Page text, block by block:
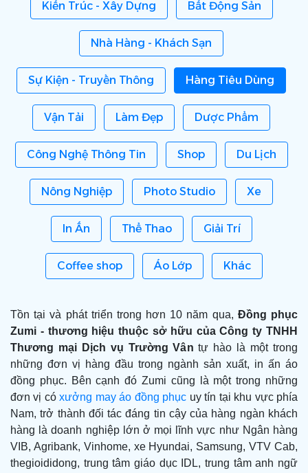
Kiến Trúc - Xây Dựng Bất Động Sản
Nhà Hàng - Khách Sạn
Sự Kiện - Truyền Thông Hàng Tiêu Dùng
Vận Tải Làm Đẹp Dược Phẩm
Công Nghệ Thông Tin Shop Du Lịch
Nông Nghiệp Photo Studio Xe
In Ấn Thể Thao Giải Trí
Coffee shop Áo Lớp Khác
Tồn tại và phát triển trong hơn 10 năm qua, Đồng phục
Zumi - thương hiệu thuộc sở hữu của Công ty TNHH
Thương mại Dịch vụ Trường Vân tự hào là một trong
những đơn vị hàng đầu trong ngành sản xuất, in ấn áo
đồng phục. Bên cạnh đó Zumi cũng là một trong những
đơn vị cóxưởng may áo đồng phục uy tín tại khu vực phía
Nam, trở thành đối tác đáng tin cậy của hàng ngàn khách
hàng là doanh nghiệp lớn ở mọi lĩnh vực như Ngân hàng
VIB, Agribank, Vinhome, xe Hyundai, Samsung, VTV Cab,
thegioididong, trung tâm giáo dục IDL, trung tâm anh ngữ